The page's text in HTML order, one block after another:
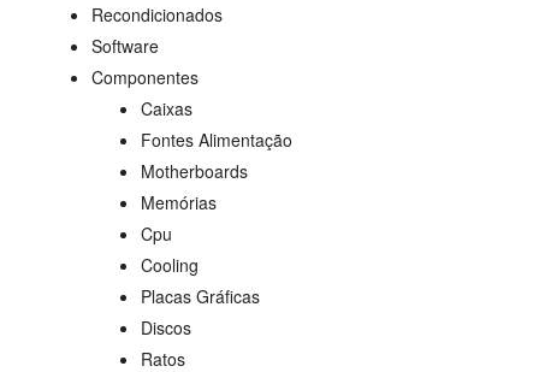
Recondicionados
Software
Componentes
Caixas
Fontes Alimentação
Motherboards
Memórias
Cpu
Cooling
Placas Gráficas
Discos
Ratos